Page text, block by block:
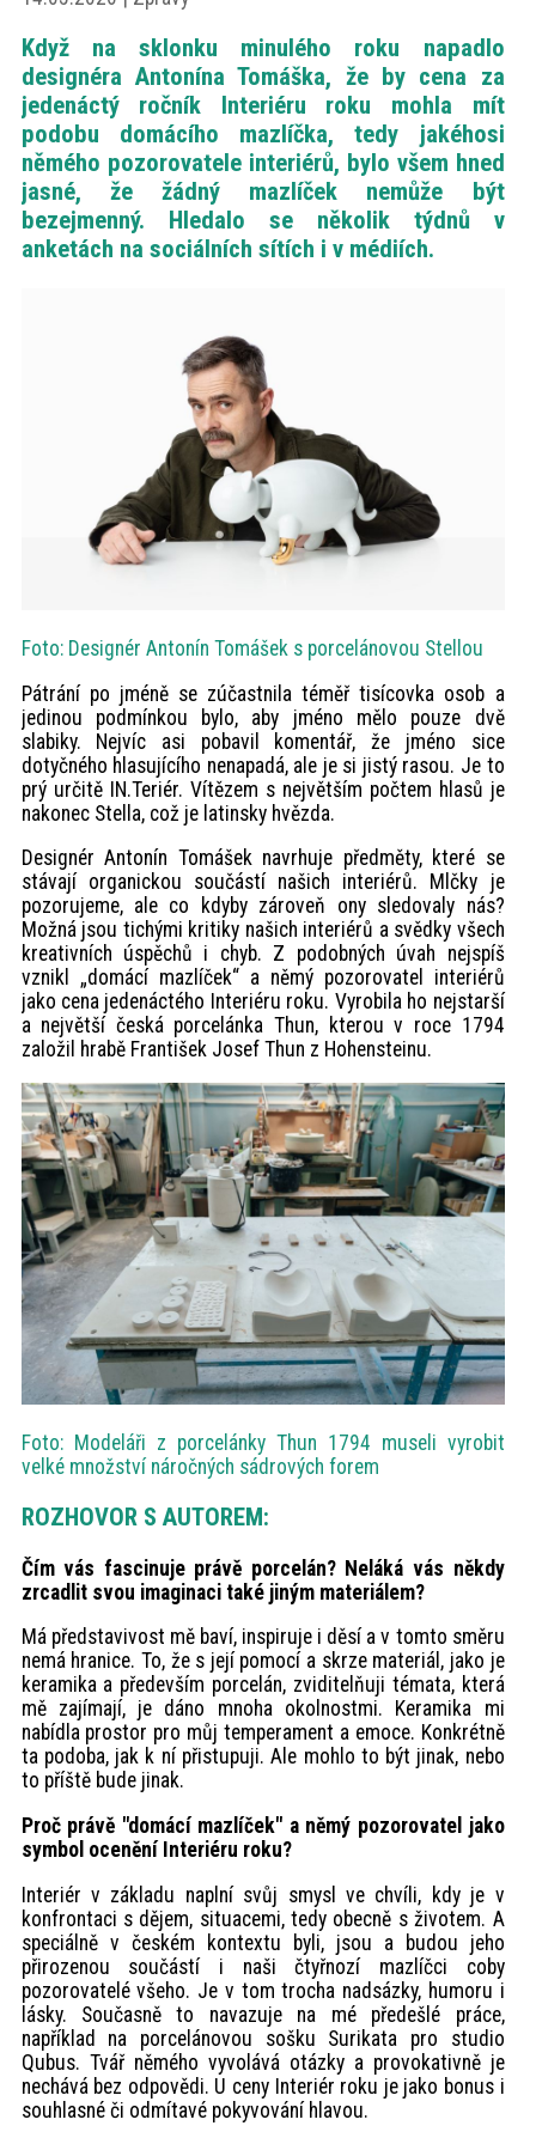
ProfiMag
Kontakt
Když na sklonku minulého roku napadlo
designéra Antonína Tomáška, že by cena za
jedenáctý ročník Interiéru roku mohla mít
podobu domácího mazlíčka, tedy jakéhosi
němého pozorovatele interiérů, bylo všem hned
jasné, že žádný mazlíček nemůže být
bezejmenný. Hledalo se několik týdnů v
anketách na sociálních sítích i v médiích.
Foto: Designér Antonín Tomášek s porcelánovou Stellou
Pátrání po jméně se zúčastnila téměř tisícovka osob a
jedinou podmínkou bylo, aby jméno mělo pouze dvě
slabiky. Nejvíc asi pobavil komentář, že jméno sice
dotyčného hlasujícího nenapadá, ale je si jistý rasou. Je to
prý určitě IN.Teriér. Vítězem s největším počtem hlasů je
nakonec Stella, což je latinsky hvězda.
Designér Antonín Tomášek navrhuje předměty, které se
stávají organickou součástí našich interiérů. Mlčky je
pozorujeme, ale co kdyby zároveň ony sledovaly nás?
Možná jsou tichými kritiky našich interiérů a svědky všech
kreativních úspěchů i chyb. Z podobných úvah nejspíš
vznikl „domácí mazlíček“ a němý pozorovatel interiérů
jako cena jedenáctého Interiéru roku. Vyrobila ho nejstarší
a největší česká porcelánka Thun, kterou v roce 1794
založil hrabě František Josef Thun z Hohensteinu.
Foto: Modeláři z porcelánky Thun 1794 museli vyrobit
velké množství náročných sádrových forem
ROZHOVOR S AUTOREM:
Čím vás fascinuje právě porcelán? Neláká vás někdy
zrcadlit svou imaginaci také jiným materiálem?
Má představivost mě baví, inspiruje i děsí a v tomto směru
nemá hranice. To, že s její pomocí a skrze materiál, jako je
keramika a především porcelán, zviditelňuji témata, která
mě zajímají, je dáno mnoha okolnostmi. Keramika mi
nabídla prostor pro můj temperament a emoce. Konkrétně
ta podoba, jak k ní přistupuji. Ale mohlo to být jinak, nebo
to příště bude jinak.
Proč právě "domácí mazlíček" a němý pozorovatel jako
symbol ocenění Interiéru roku?
Interiér v základu naplní svůj smysl ve chvíli, kdy je v
konfrontaci s dějem, situacemi, tedy obecně s životem. A
speciálně v českém kontextu byli, jsou a budou jeho
přirozenou součástí i naši čtyřnozí mazlíčci coby
pozorovatelé všeho. Je v tom trocha nadsázky, humoru i
lásky. Současně to navazuje na mé předešlé práce,
například na porcelánovou sošku Surikata pro studio
Qubus. Tvář němého vyvolává otázky a provokativně je
nechává bez odpovědi. U ceny Interiér roku je jako bonus i
souhlasné či odmítavé pokyvování hlavou.